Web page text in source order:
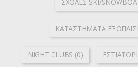
ΣΧΟΛΕΣ SKI/
ΚΑΤΑΣΤΗΜΑΤΑ
NIGHT CLUBS (0)